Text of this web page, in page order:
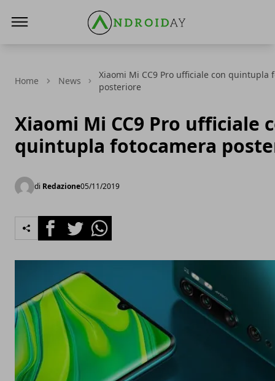
Home News
Xiaomi Mi CC9 Pro ufficiale con quintupla
posteriore
Xiaomi Mi CC9 Pro ufficiale
quintupla fotocamera
di Redazione05/11/2019
FacebookTwitterWhatsapp